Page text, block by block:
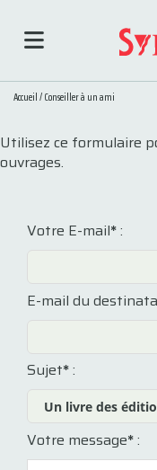
Accueil/Conseiller à un ami
Utilisez ce formulaire
ouvrages.
Votre E-mail*:
E-mail du
Sujet*:
Votre message*: